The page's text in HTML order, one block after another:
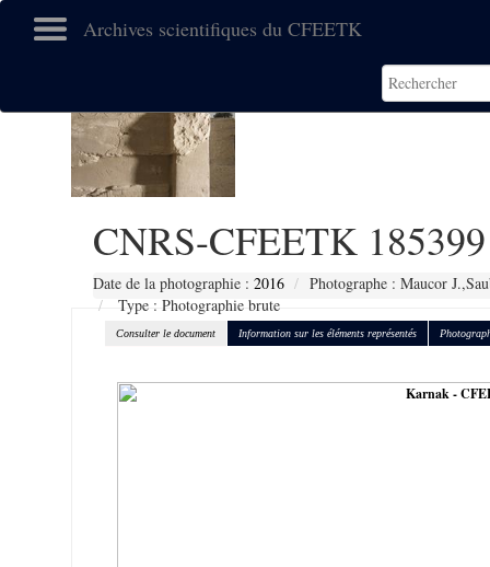
Archives scientifiques du CFEETK
CNRS-CFEETK 185399
Date de la photographie : 2016
Photographe : Maucor
Type : Photographie brute
Consulter le document Information sur les éléments représentés